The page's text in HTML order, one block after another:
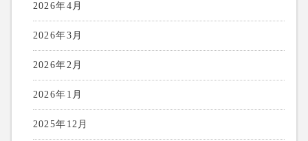
2026年4月
2026年3月
2026年2月
2026年1月
2025年12月